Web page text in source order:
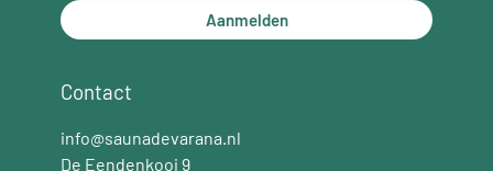
Aanmelden
Contact
info@saunadevarana.nl
De Eendenkooi 9